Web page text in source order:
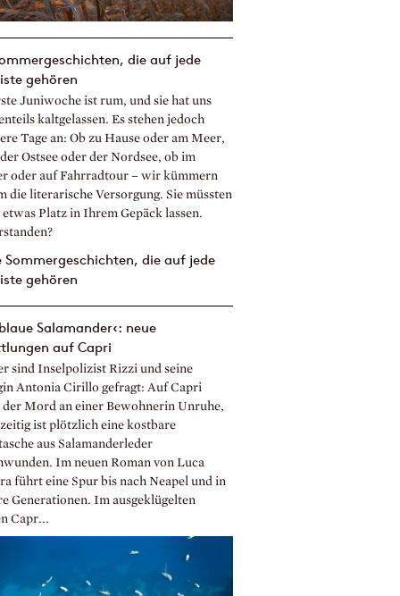
die auf jede
gehören
Juniwoche ist rum, und sie hat uns
kaltgelassen. Es stehen jedoch
Tage an: Ob zu Hause oder am Meer,
Ostsee oder der Nordsee, ob im
oder auf Fahrradtour – wir kümmern
die literarische Versorgung. Sie müssten
Platz in Ihrem Gepäck lassen.
Salamander‹: neue
auf Capri
sind Inselpolizist Rizzi und seine
Antonia Cirillo gefragt: Auf Capri
Mord an einer Bewohnerin Unruhe,
ist plötzlich eine kostbare
aus Salamanderleder
Im neuen Roman von Luca
führt eine Spur bis nach Neapel und in
Generationen. Im ausgeklügelten
Capr...